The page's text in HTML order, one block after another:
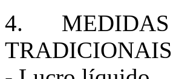
4. MEDIDAS
TRADICIONAIS